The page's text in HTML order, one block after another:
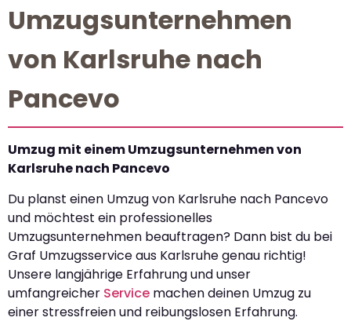
Umzugsunternehmen
von Karlsruhe nach
Pancevo
Umzug mit einem Umzugsunternehmen von
Karlsruhe nach Pancevo
Du planst einen Umzug von Karlsruhe nach Pancevo
und möchtest ein professionelles
Umzugsunternehmen beauftragen? Dann bist du bei
Graf Umzugsservice aus Karlsruhe genau richtig!
Unsere langjährige Erfahrung und unser
umfangreicher Service machen deinen Umzug zu
einer stressfreien und reibungslosen Erfahrung.